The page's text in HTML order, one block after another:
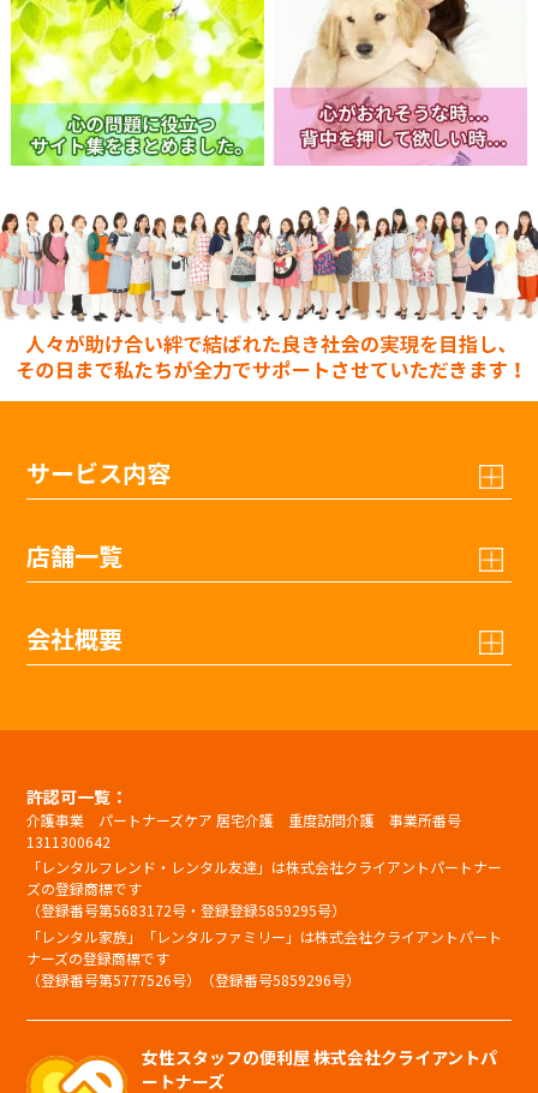
サービス内容
店舗一覧
会社概要
許認可一覧：
介護事業 パートナーズケア 居宅介護 重度訪問介護 事業所番号
1311300642
「レンタルフレンド・レンタル友達」は株式会社クライアントパートナー
ズの登録商標です
（登録番号第5683172号・登録登録5859295号）
「レンタル家族」「レンタルファミリー」は株式会社クライアントパート
ナーズの登録商標です
（登録番号第5777526号）（登録番号5859296号）
女性スタッフの便利屋 株式会社クライアントパ
ートナーズ